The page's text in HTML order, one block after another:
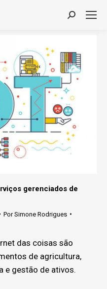
Search:
gerenciados de
PorSimone Rodrigues
das coisas são
de agricultura,
e gestão de ativos.